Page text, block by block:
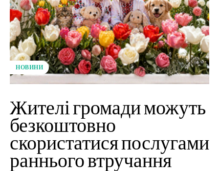
НОВИНИ
Жителі громади можуть
безкоштовно
скористатися послугами
раннього втручання